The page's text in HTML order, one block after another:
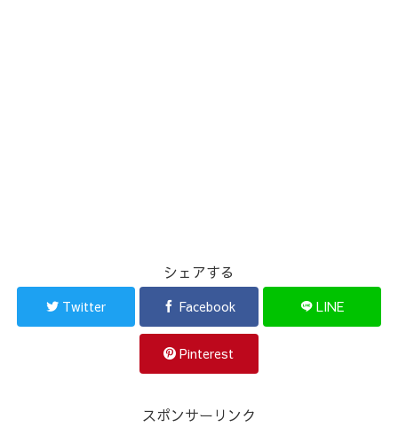
シェアする
Twitter Facebook LINE
Pinterest
スポンサーリンク